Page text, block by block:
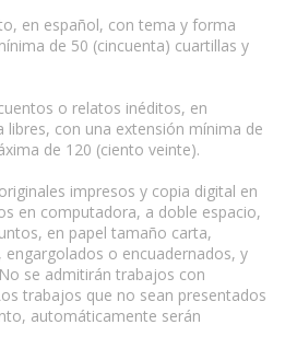
en español, con tema y forma
de 50 (cincuenta) cuartillas y
o relatos inéditos, en
con una extensión mínima de
de 120 (ciento veinte).
impresos y copia digital en
en computadora, a doble espacio,
en papel tamaño carta,
o encuadernados, y
se admitirán trabajos con
trabajos que no sean presentados
automáticamente serán